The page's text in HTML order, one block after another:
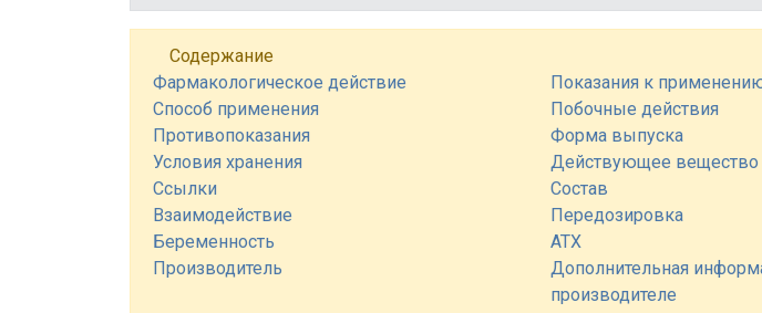
Содержание
Фармакологическое действие
Показания к
Способ применения
Побочные действия
Противопоказания
Форма выпуска
Условия хранения
Действующее вещество
Ссылки
Состав
Взаимодействие
Передозировка
Беременность
АТХ
Производитель
Дополнительная
производителе